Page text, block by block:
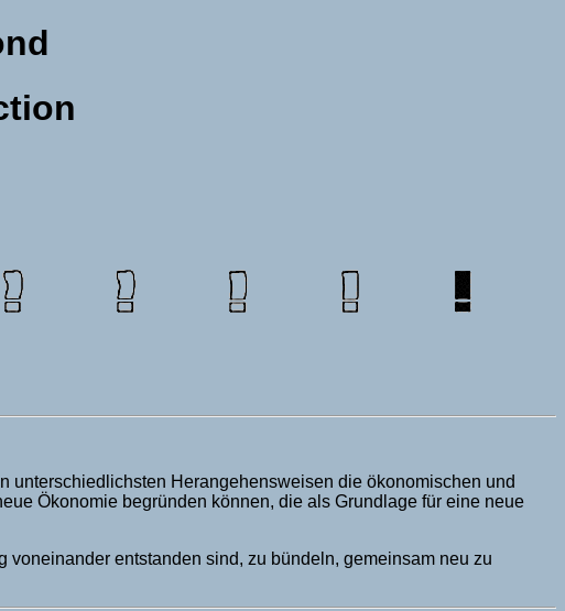
unterschiedlichsten Herangehensweisen die ökonomischen und
Ökonomie begründen können, die als Grundlage für eine neue
entstanden sind, zu bündeln, gemeinsam neu zu